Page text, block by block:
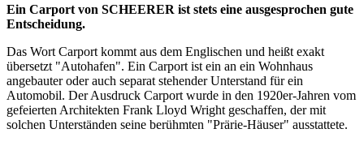
Ein Carport von SCHEERER ist stets eine ausgesprochen gute
Entscheidung.
Das Wort Carport kommt aus dem Englischen und heißt exakt
übersetzt "Autohafen". Ein Carport ist ein an ein Wohnhaus
angebauter oder auch separat stehender Unterstand für ein
Automobil. Der Ausdruck Carport wurde in den 1920er-Jahren vom
gefeierten Architekten Frank Lloyd Wright geschaffen, der mit
solchen Unterständen seine berühmten "Prärie-Häuser" ausstattete.